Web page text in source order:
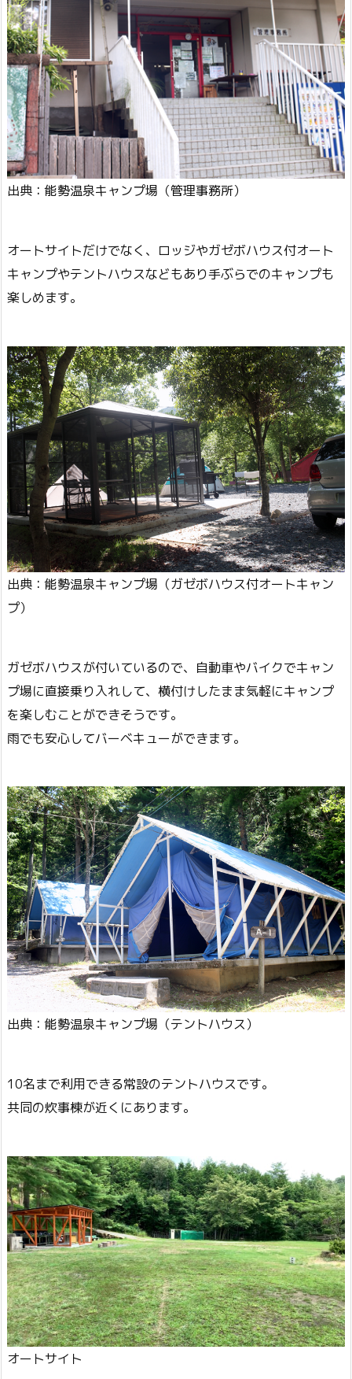
出典：能勢温泉キャンプ場（管理事務所）
オートサイトだけでなく、ロッジやガゼボハウス付オート
キャンプやテントハウスなどもあり手ぶらでのキャンプも
楽しめます。
出典：能勢温泉キャンプ場（ガゼボハウス付オートキャン
プ）
ガゼボハウスが付いているので、自動車やバイクでキャン
プ場に直接乗り入れして、横付けしたまま気軽にキャンプ
を楽しむことができそうです。
雨でも安心してバーベキューができます。
出典：能勢温泉キャンプ場（テントハウス）
10名まで利用できる常設のテントハウスです。
共同の炊事棟が近くにあります。
オートサイト